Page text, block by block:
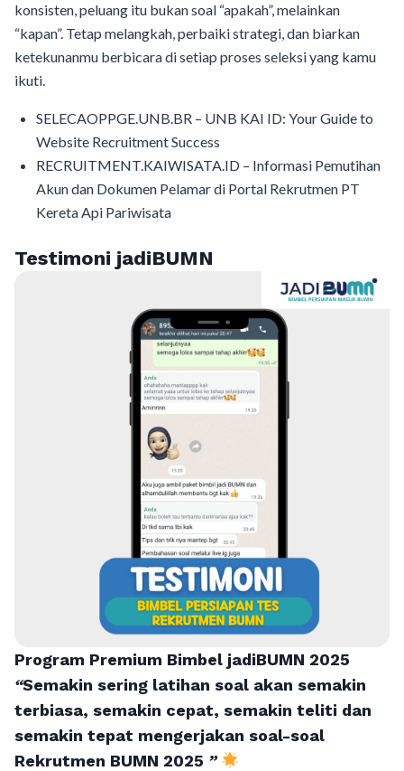
konsisten, peluang itu bukan soal “apakah”, melainkan
“kapan”. Tetap melangkah, perbaiki strategi, dan biarkan
ketekunanmu berbicara di setiap proses seleksi yang kamu
ikuti.
SELECAOPPGE.UNB.BR – UNB KAI ID: Your Guide to
Website Recruitment Success
RECRUITMENT.KAIWISATA.ID – Informasi Pemutihan
Akun dan Dokumen Pelamar di Portal Rekrutmen PT
Kereta Api Pariwisata
Testimoni jadiBUMN
Program Premium Bimbel jadiBUMN 2025
“Semakin sering latihan soal akan semakin
terbiasa, semakin cepat, semakin teliti dan
semakin tepat mengerjakan soal-soal
Rekrutmen BUMN 2025 ”